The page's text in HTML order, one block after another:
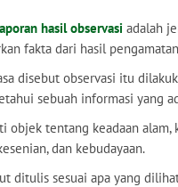
hasil observasi adalah
fakta dari hasil
disebut observasi itu
sebuah informasi yang
tentang keadaan alam,
dan kebudayaan.
ditulis sesuai apa yang